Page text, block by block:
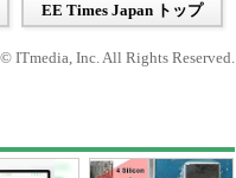
EE Times Japan トップ
ITmedia, Inc. All Rights Reserved.